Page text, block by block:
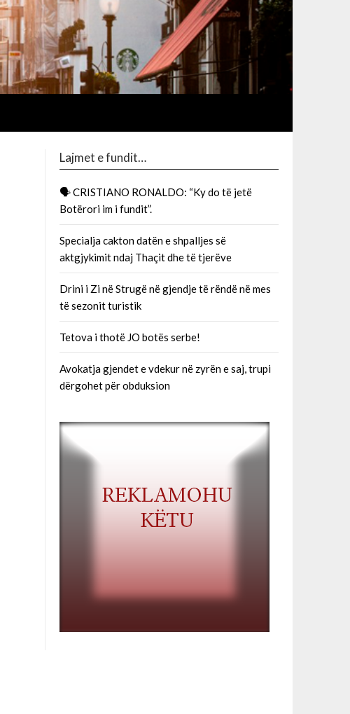
Lajmet e fundit…
🗣 CRISTIANO RONALDO: “Ky do të jetë
Botërori im i fundit”.
Specialja cakton datën e shpalljes së
aktgjykimit ndaj Thaçit dhe të tjerëve
Drini i Zi në Strugë në gjendje të rëndë në mes
të sezonit turistik
Tetova i thotë JO botës serbe!
Avokatja gjendet e vdekur në zyrën e saj, trupi
dërgohet për obduksion